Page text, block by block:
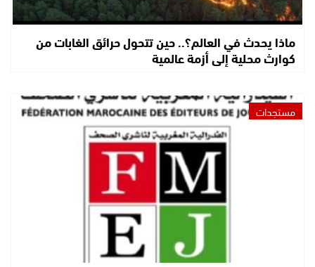
ماذا يحدث في العالم؟.. حين تتحول حرائق الغابات من
كوارث محلية إلى أزمة عالمية
مستجدات